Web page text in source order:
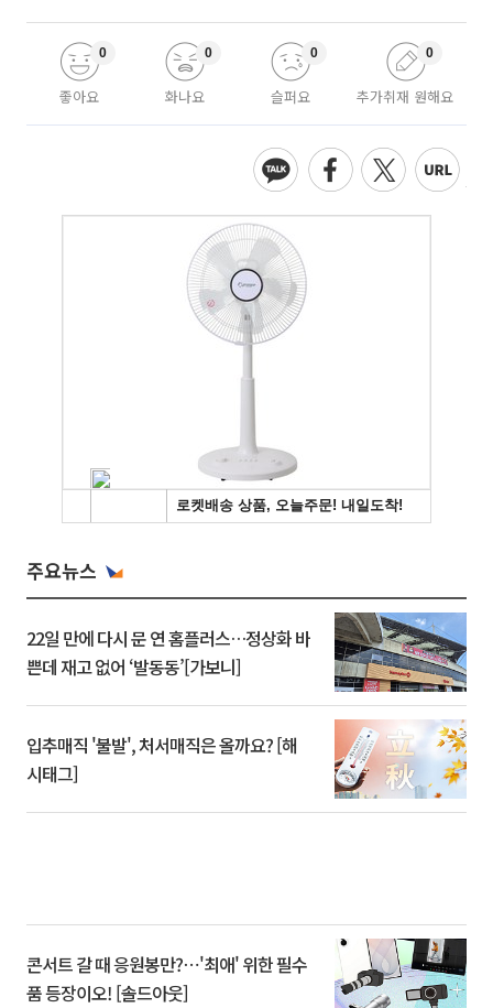
좋아요
0
화나요
0
슬퍼요
0
추가취재 원해요
0
주요뉴스
22일 만에 다시 문 연 홈플러스…정상화 바
쁜데 재고 없어 ‘발동동’[가보니]
입추매직 '불발', 처서매직은 올까요? [해
시태그]
콘서트 갈 때 응원봉만?⋯'최애' 위한 필수
품 등장이오! [솔드아웃]